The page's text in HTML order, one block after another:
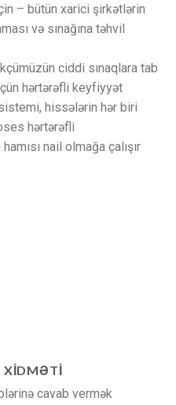
– bütün xarici şirkətlərin
və sınağına təhvil
ciddi sınaqlara tab
hərtərəfli keyfiyyət
hissələrin hər biri
hərtərəfli
nail olmağa çalışır
XIDMƏTI
cavab vermək